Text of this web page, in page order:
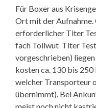
Für Boxer aus
Ort mit der
erforderlicher Titer
fach Tollwut Titer
vorgeschrieben)
kosten ca. 130 bis
welcher Transporteur
übernimmt). Bei